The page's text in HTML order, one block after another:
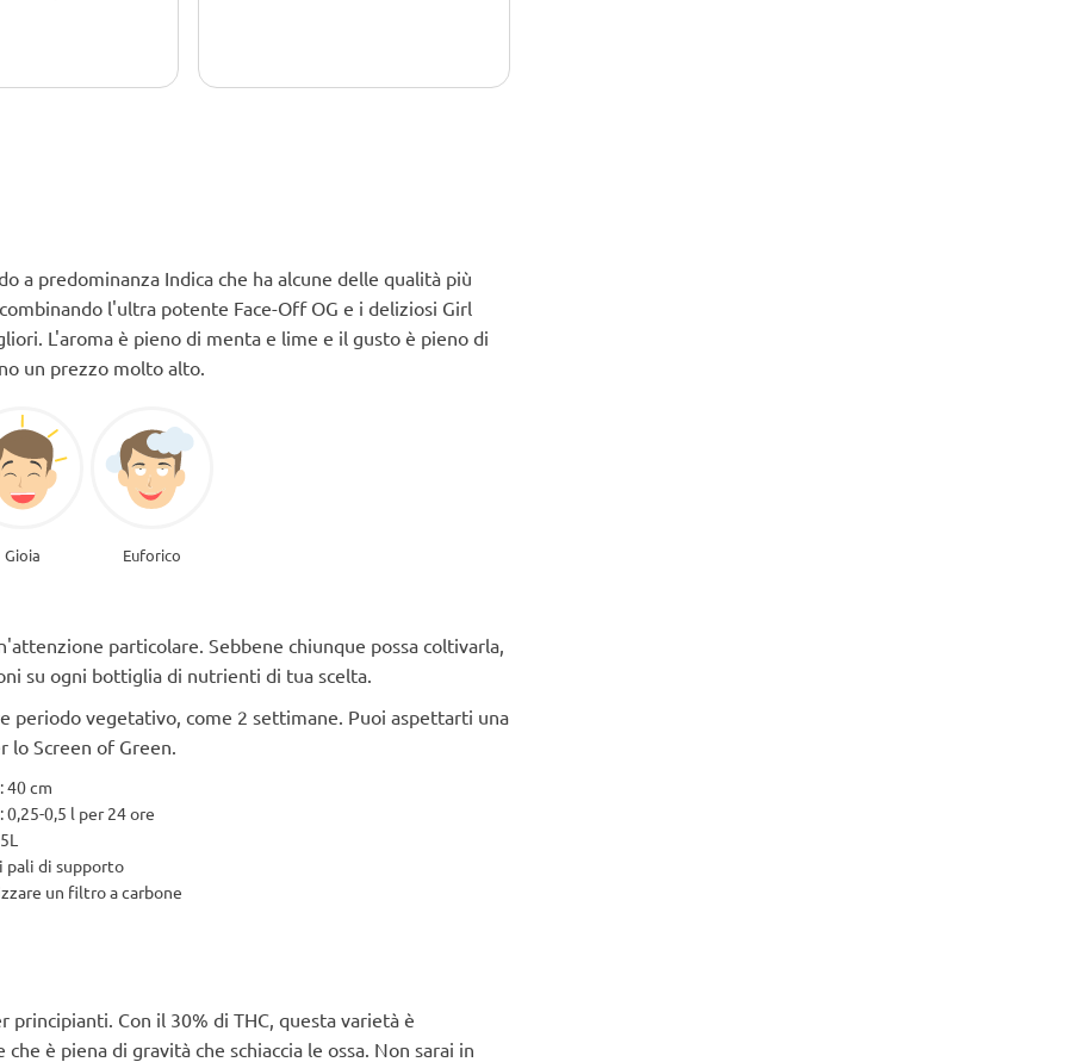
e i bonus di alta
a predominanza Indica che ha alcune delle qualità più
l'ultra potente Face-Off OG e i deliziosi Girl
L'aroma è pieno di menta e lime e il gusto è pieno di
un prezzo molto alto.
Gioia Euforico
particolare. Sebbene chiunque possa coltivarla,
su ogni bottiglia di nutrienti di tua scelta.
periodo vegetativo, come 2 settimane. Puoi aspettarti una
Screen of Green.
40 cm
0,5 l per 24 ore
pali di supporto
un filtro a carbone
principianti. Con il 30% di THC, questa varietà è
è piena di gravità che schiaccia le ossa. Non sarai in